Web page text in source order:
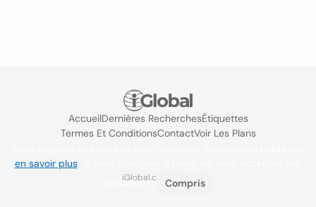
AccueilDernières RecherchesÉtiquettes
Termes Et ConditionsContactVoir Les Plans
iGlobal.co @ 2024
en savoir plus. Si vous continuez à naviguer, vous acceptez leur
utilisation.
Compris